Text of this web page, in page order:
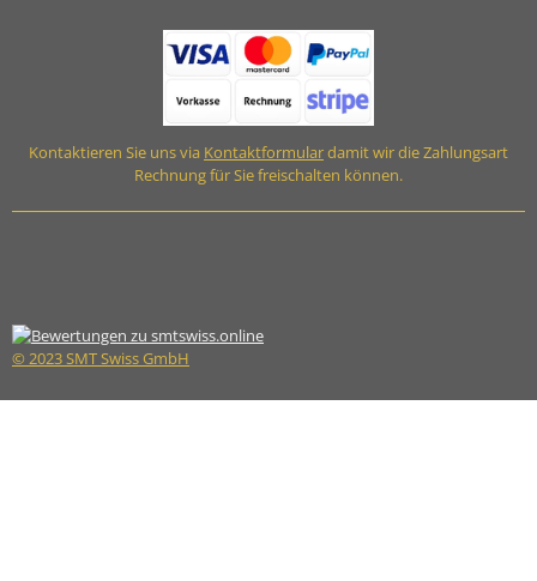
Kontaktieren Sie uns via Kontaktformulardamit wir die Zahlungsart
Rechnung für Sie freischalten können.
© 2023 SMT Swiss GmbH